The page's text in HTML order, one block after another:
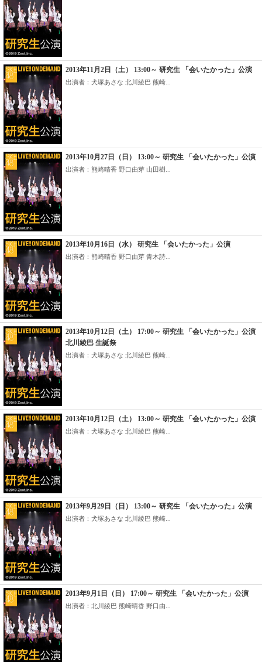
2013年11月2日（土） 13:00～ 研究生 「会いたかった」公演
出演者：犬塚あさな 北川綾巴 熊崎...
2013年10月27日（日） 13:00～ 研究生 「会いたかった」公演
出演者：熊崎晴香 野口由芽 山田樹...
2013年10月16日（水） 研究生 「会いたかった」公演
出演者：熊崎晴香 野口由芽 青木詩...
2013年10月12日（土） 17:00～ 研究生 「会いたかった」公演
北川綾巴 生誕祭
出演者：犬塚あさな 北川綾巴 熊崎...
2013年10月12日（土） 13:00～ 研究生 「会いたかった」公演
出演者：犬塚あさな 北川綾巴 熊崎...
2013年9月29日（日） 13:00～ 研究生 「会いたかった」公演
出演者：犬塚あさな 北川綾巴 熊崎...
2013年9月1日（日） 17:00～ 研究生 「会いたかった」公演
出演者：北川綾巴 熊崎晴香 野口由...